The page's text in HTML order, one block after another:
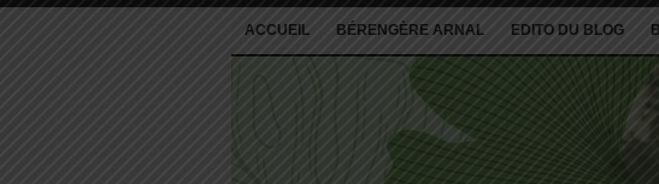
ACCUEIL BÉRENGÈRE ARNAL EDITO DU BLOG